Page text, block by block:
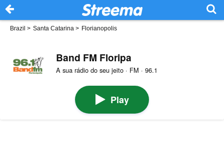
Brazil > Santa Catarina > Florianopolis
Band FM Floripa
A sua rádio do seu jeito · FM · 96.1
Play